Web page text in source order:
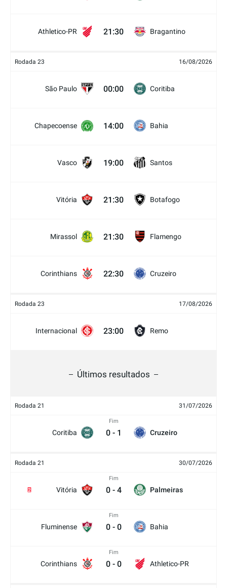
Athletico-PR 21:30 Bragantino
Rodada 23 16/08/2026
São Paulo 00:00 Coritiba
Chapecoense 14:00 Bahia
Vasco 19:00 Santos
Vitória 21:30 Botafogo
Mirassol 21:30 Flamengo
Corinthians 22:30 Cruzeiro
Rodada 23 17/08/2026
Internacional 23:00 Remo
Últimos resultados
Rodada 21 31/07/2026
Coritiba
Fim
0 - 1 Cruzeiro
Rodada 21 30/07/2026
Vitória
2
Fim
0 - 4 Palmeiras
Fluminense
Fim
0 - 0 Bahia
Corinthians
Fim
0 - 0 Athletico-PR